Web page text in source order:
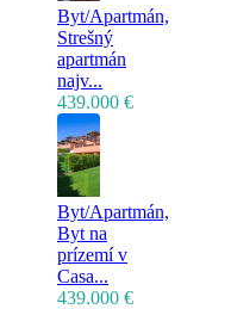
Byt/Apartmán,
Strešný
apartmán
najv...
439.000 €
Byt/Apartmán,
Byt na
prízemí v
Casa...
439.000 €